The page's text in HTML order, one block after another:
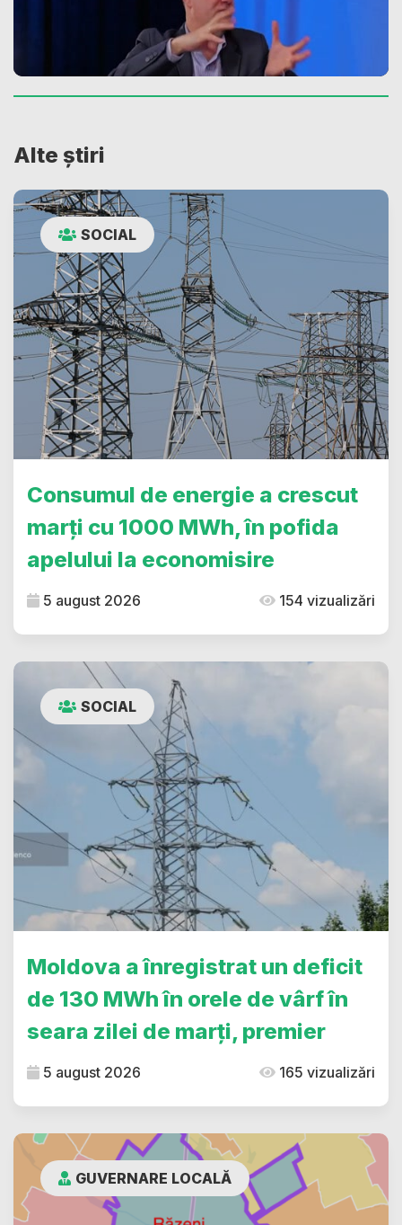
Alte știri
SOCIAL
Consumul de energie a crescut
marți cu 1000 MWh, în pofida
apelului la economisire
5 august 2026 154 vizualizări
SOCIAL
Moldova a înregistrat un deficit
de 130 MWh în orele de vârf în
seara zilei de marți, premier
5 august 2026 165 vizualizări
GUVERNARE LOCALĂ